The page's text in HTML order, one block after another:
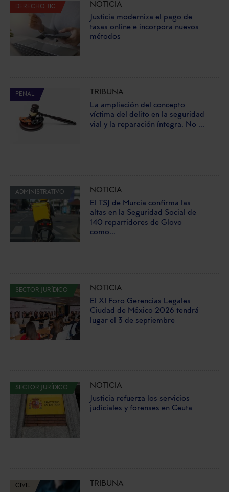
DERECHO TIC
NOTICIA
Justicia moderniza el pago de
tasas online e incorpora nuevos
métodos
PENAL
TRIBUNA
La ampliación del concepto
víctima del delito en la seguridad
vial y la reparación íntegra. No ...
ADMINISTRATIVO
NOTICIA
El TSJ de Murcia confirma las
altas en la Seguridad Social de
140 repartidores de Glovo
como...
SECTOR JURÍDICO
NOTICIA
El XI Foro Gerencias Legales
Ciudad de México 2026 tendrá
lugar el 3 de septiembre
SECTOR JURÍDICO
NOTICIA
Justicia refuerza los servicios
judiciales y forenses en Ceuta
CIVIL
TRIBUNA